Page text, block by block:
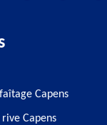
Capens
Capens